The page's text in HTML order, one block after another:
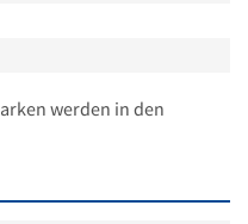
werden in den